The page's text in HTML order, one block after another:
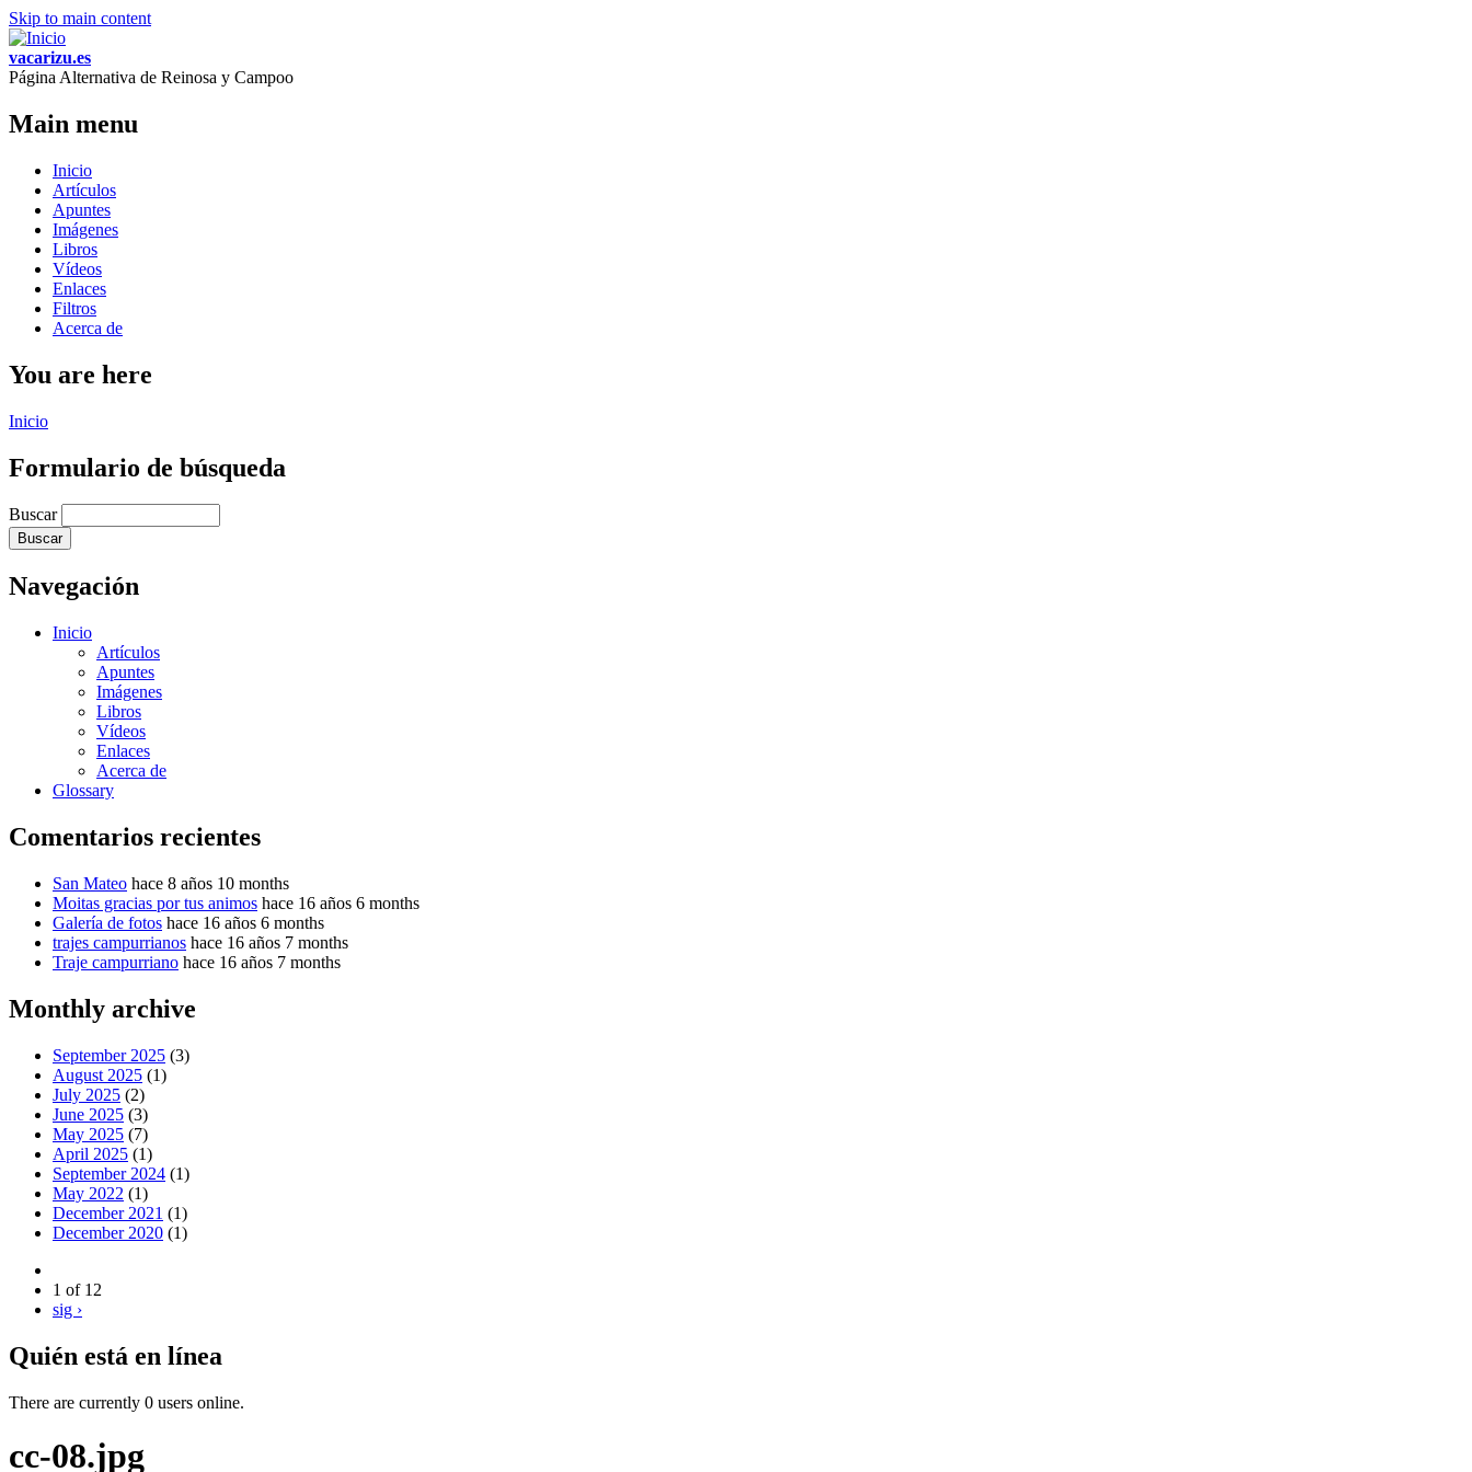
Skip to main content
vacarizu.es
Página Alternativa de Reinosa y Campoo
Main menu
Inicio
Artículos
Apuntes
Imágenes
Libros
Vídeos
Enlaces
Filtros
Acerca de
You are here
Inicio
Formulario de búsqueda
Buscar
Navegación
Inicio
Artículos
Apuntes
Imágenes
Libros
Vídeos
Enlaces
Acerca de
Glossary
Comentarios recientes
San Mateo hace 8 años 10 months
Moitas gracias por tus animos hace 16 años 6 months
Galería de fotos hace 16 años 6 months
trajes campurrianos hace 16 años 7 months
Traje campurriano hace 16 años 7 months
Monthly archive
September 2025 (3)
August 2025 (1)
July 2025 (2)
June 2025 (3)
May 2025 (7)
April 2025 (1)
September 2024 (1)
May 2022 (1)
December 2021 (1)
December 2020 (1)
1 of 12
sig ›
Quién está en línea
There are currently 0 users online.
cc-08.jpg